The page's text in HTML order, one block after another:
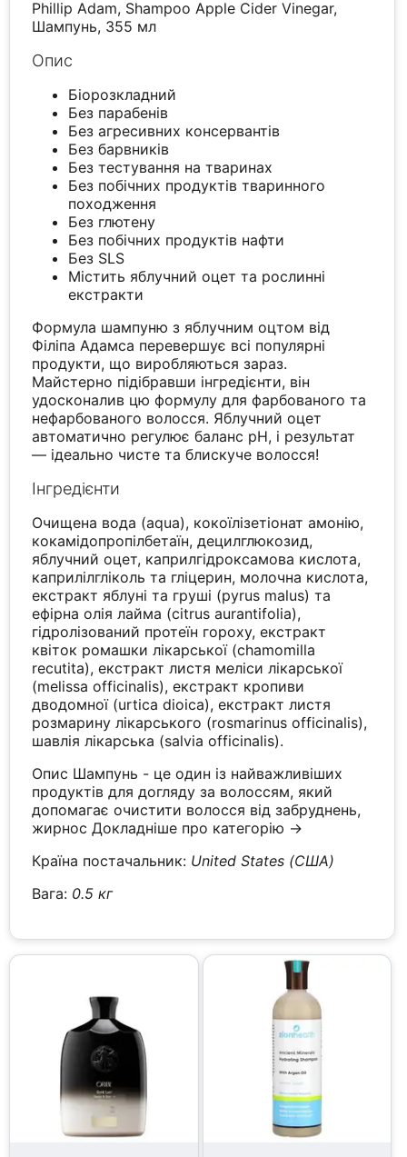
Phillip Adam, Shampoo Apple Cider Vinegar,
Шампунь, 355 мл
Опис
Біорозкладний
Без парабенів
Без агресивних консервантів
Без барвників
Без тестування на тваринах
Без побічних продуктів тваринного
походження
Без глютену
Без побічних продуктів нафти
Без SLS
Містить яблучний оцет та рослинні
екстракти
Формула шампуню з яблучним оцтом від
Філіпа Адамса перевершує всі популярні
продукти, що виробляються зараз.
Майстерно підібравши інгредієнти, він
удосконалив цю формулу для фарбованого та
нефарбованого волосся. Яблучний оцет
автоматично регулює баланс pH, і результат
— ідеально чисте та блискуче волосся!
Інгредієнти
Очищена вода (aqua), кокоїлізетіонат амонію,
кокамідопропілбетаїн, децилглюкозид,
яблучний оцет, каприлгідроксамова кислота,
каприлілгліколь та гліцерин, молочна кислота,
екстракт яблуні та груші (pyrus malus) та
ефірна олія лайма (citrus aurantifolia),
гідролізований протеїн гороху, екстракт
квіток ромашки лікарської (chamomilla
recutita), екстракт листя меліси лікарської
(melissa officinalis), екстракт кропиви
дводомної (urtica dioica), екстракт листя
розмарину лікарського (rosmarinus officinalis),
шавлія лікарська (salvia officinalis).
Опис Шампунь - це один із найважливіших
продуктів для догляду за волоссям, який
допомагає очистити волосся від забруднень,
жирносДокладніше про категорію →
Країна постачальник: United States (США)
Вага: 0.5 кг